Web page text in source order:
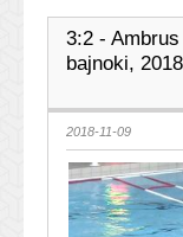
3:2 -
bajnoki,
2018-11-09